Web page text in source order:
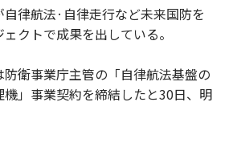
律航法·自律走行など未来国防を
クトで成果を出している。
衛事業庁主管の「自律航法基盤の
」事業契約を締結したと30日、明